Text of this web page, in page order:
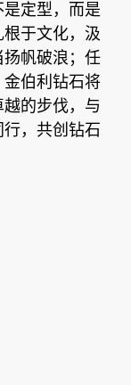
定型，而是
于文化，汲
帆破浪；任
伯利钻石将
的步伐，与
，共创钻石